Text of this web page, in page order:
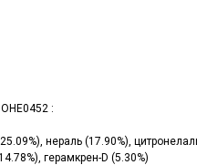
:
нераль (17.90%),
герамкрен-D (5.30%)